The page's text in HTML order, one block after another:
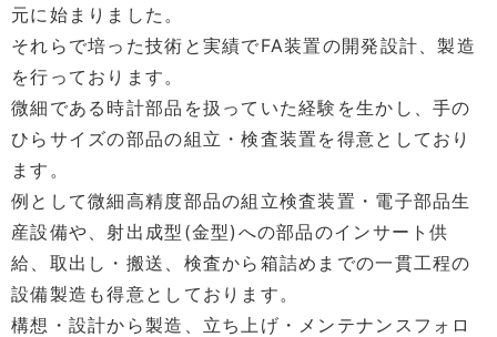
元に始まりました。
それらで培った技術と実績でFA装置の開発設計、製造
を行っております。
微細である時計部品を扱っていた経験を生かし、手の
ひらサイズの部品の組立・検査装置を得意としており
ます。
例として微細高精度部品の組立検査装置・電子部品生
産設備や、射出成型(金型)への部品のインサート供
給、取出し・搬送、検査から箱詰めまでの一貫工程の
設備製造も得意としております。
構想・設計から製造、立ち上げ・メンテナンスフォロ